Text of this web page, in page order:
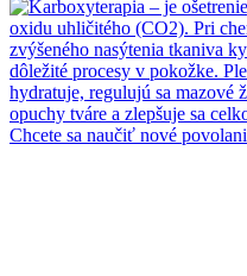
Chcete sa naučiť nové